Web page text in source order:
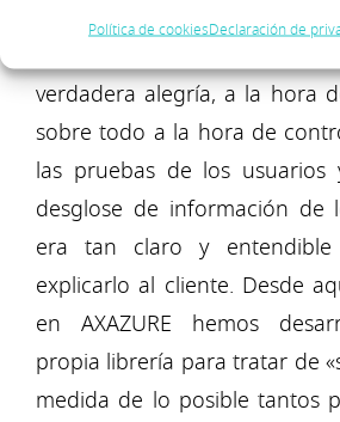
Política de cookiesDeclaración de
grabador de tareas para
verdadera alegría, a la hora
sobre todo a la hora de
las pruebas de los usuarios
desglose de información de
era tan claro y
explicarlo al cliente. Desde
en AXAZURE hemos
propia librería para tratar de
medida de lo posible tantos